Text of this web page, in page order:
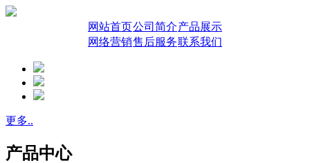
网站首页公司简介产品展示
网络营销售后服务联系我们
更多..
产品中心